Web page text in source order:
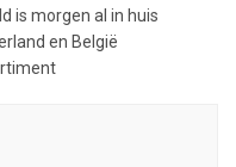
is morgen al in huis
en België